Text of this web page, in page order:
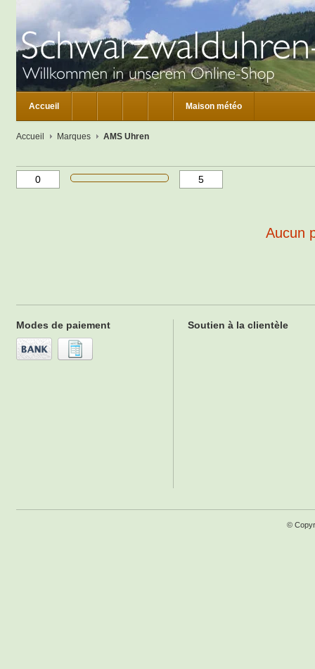
Accueil Maison météo
Accueil Marques AMS Uhren
Aucun
Modes de paiement Soutien à la clientèle
©